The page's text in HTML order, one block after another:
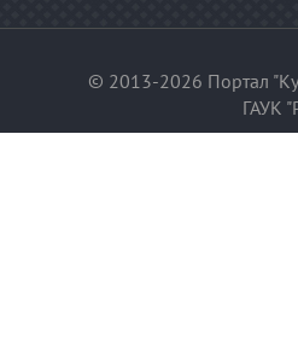
© 2013-2026 Портал
ГАУК